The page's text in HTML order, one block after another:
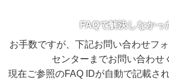
FAQで解決しなかっ
お手数ですが、下記お問い合わせフ
センターまでお問い合わせ
現在ご参照のFAQ IDが自動で記載さ